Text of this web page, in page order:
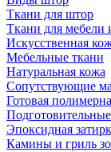
Ткани для штор
Ткани для мебели
Искусственная
Мебельные ткани
Натуральная кожа
Сопутствующие
Готовая
Эпоксидная
Камины и гриль